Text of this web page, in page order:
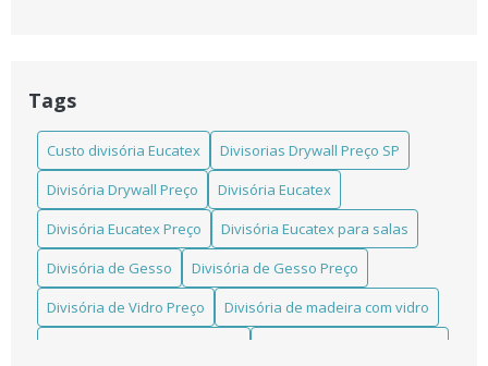
Como escolher a Divisória Eucatex para salas que atende
Como escolher a melhor divisória de madeira instalada para
seu ambiente
Como Escolher Divisórias Comerciais Eficientes para Seu
Espaço
Como Escolher Divisórias em Laminado Estrutural TS para
Ambientes Modernos e Funcionais
Tags
Custo divisória Eucatex
Divisorias Drywall Preço SP
Divisória Drywall Preço
Divisória Eucatex
Divisória Eucatex Preço
Divisória Eucatex para salas
Divisória de Gesso
Divisória de Gesso Preço
Divisória de Vidro Preço
Divisória de madeira com vidro